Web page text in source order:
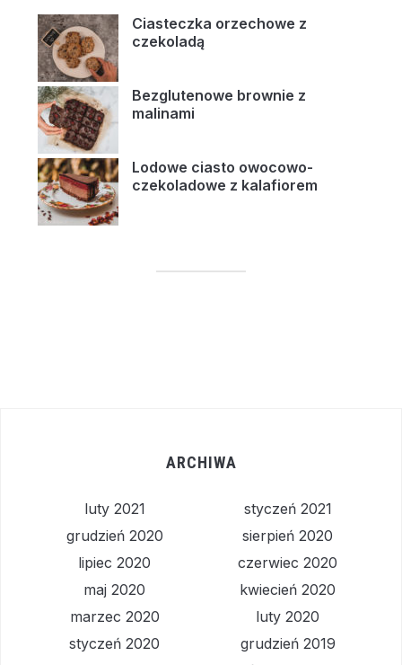
Ciasteczka orzechowe z
czekoladą
Bezglutenowe brownie z
malinami
Lodowe ciasto owocowo-
czekoladowe z kalafiorem
ARCHIWA
luty 2021
styczeń 2021
grudzień 2020
sierpień 2020
lipiec 2020
czerwiec 2020
maj 2020
kwiecień 2020
marzec 2020
luty 2020
styczeń 2020
grudzień 2019